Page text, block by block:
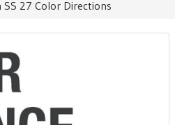
SS 27 Color Directions